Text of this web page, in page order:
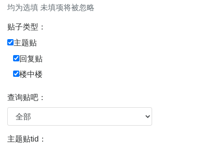
均为选填 未填项将被忽略
贴子类型：
主题贴
回复贴
楼中楼
查询贴吧：
主题贴tid：